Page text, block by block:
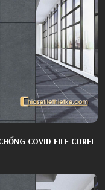
COVID FILE COREL